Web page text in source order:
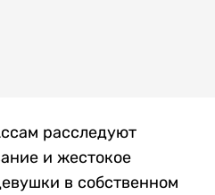
расследуют
и жестокое
в собственном